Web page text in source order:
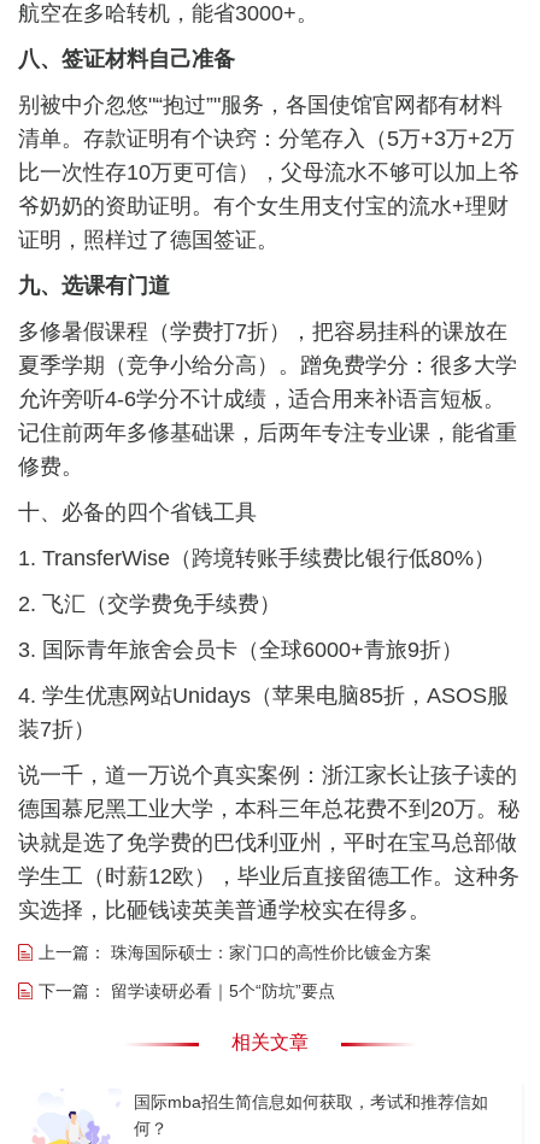
航空在多哈转机，能省3000+。
八、签证材料自己准备
别被中介忽悠"“抱过”"服务，各国使馆官网都有材料
清单。存款证明有个诀窍：分笔存入（5万+3万+2万
比一次性存10万更可信），父母流水不够可以加上爷
爷奶奶的资助证明。有个女生用支付宝的流水+理财
证明，照样过了德国签证。
九、选课有门道
多修暑假课程（学费打7折），把容易挂科的课放在
夏季学期（竞争小给分高）。蹭免费学分：很多大学
允许旁听4-6学分不计成绩，适合用来补语言短板。
记住前两年多修基础课，后两年专注专业课，能省重
修费。
十、必备的四个省钱工具
1. TransferWise（跨境转账手续费比银行低80%）
2. 飞汇（交学费免手续费）
3. 国际青年旅舍会员卡（全球6000+青旅9折）
4. 学生优惠网站Unidays（苹果电脑85折，ASOS服
装7折）
说一千，道一万说个真实案例：浙江家长让孩子读的
德国慕尼黑工业大学，本科三年总花费不到20万。秘
诀就是选了免学费的巴伐利亚州，平时在宝马总部做
学生工（时薪12欧），毕业后直接留德工作。这种务
实选择，比砸钱读英美普通学校实在得多。
上一篇： 珠海国际硕士：家门口的高性价比镀金方案
下一篇： 留学读研必看｜5个“防坑”要点
相关文章
国际mba招生简信息如何获取，考试和推荐信如
何？